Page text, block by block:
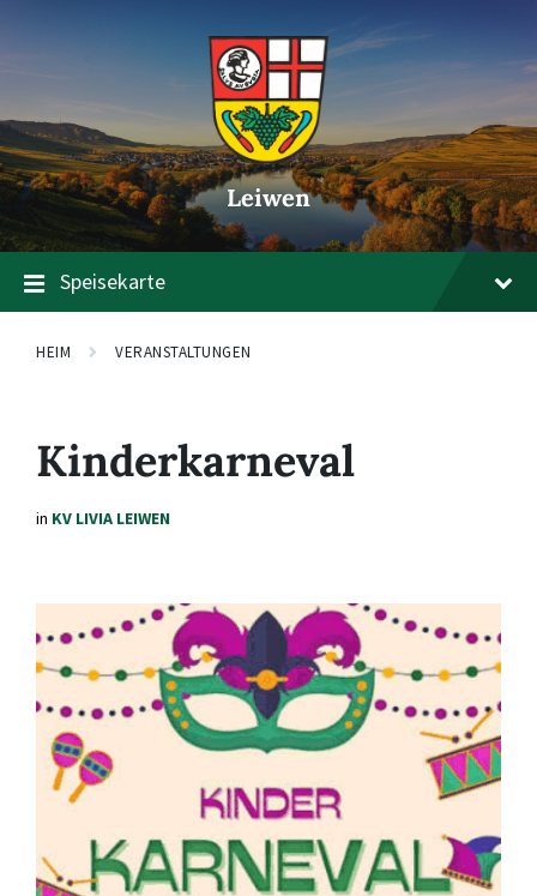
springen
springen
springen
Leiwen
Speisekarte
HEIM VERANSTALTUNGEN
Kinderkarneval
in KV LIVIA LEIWEN